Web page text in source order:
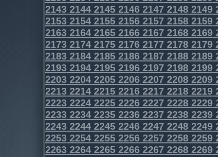
2143214421452146214721482149
2153215421552156215721582159
2163216421652166216721682169
2173217421752176217721782179
2183218421852186218721882189
2193219421952196219721982199
2203220422052206220722082209
2213221422152216221722182219
2223222422252226222722282229
2233223422352236223722382239
2243224422452246224722482249
2253225422552256225722582259
2263226422652266226722682269